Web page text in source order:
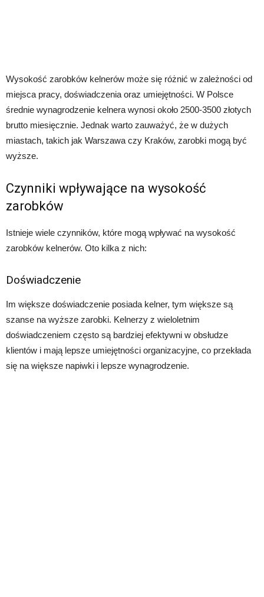
Wysokość zarobków kelnerów może się różnić w zależności od
miejsca pracy, doświadczenia oraz umiejętności. W Polsce
średnie wynagrodzenie kelnera wynosi około 2500-3500 złotych
brutto miesięcznie. Jednak warto zauważyć, że w dużych
miastach, takich jak Warszawa czy Kraków, zarobki mogą być
wyższe.
Czynniki wpływające na wysokość
zarobków
Istnieje wiele czynników, które mogą wpływać na wysokość
zarobków kelnerów. Oto kilka z nich:
Doświadczenie
Im większe doświadczenie posiada kelner, tym większe są
szanse na wyższe zarobki. Kelnerzy z wieloletnim
doświadczeniem często są bardziej efektywni w obsłudze
klientów i mają lepsze umiejętności organizacyjne, co przekłada
się na większe napiwki i lepsze wynagrodzenie.